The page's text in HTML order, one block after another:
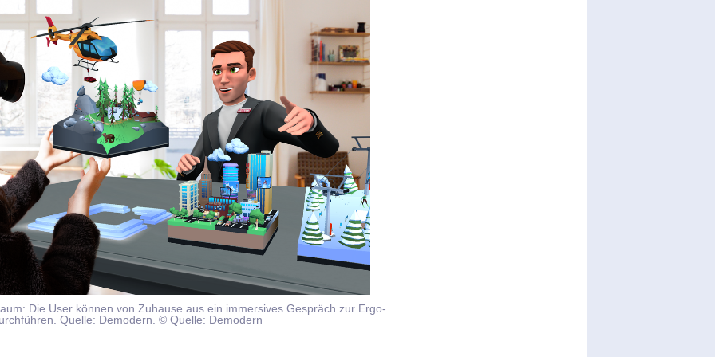
Die User können von Zuhause aus ein immersives Gespräch zur Ergo-
Quelle: Demodern. © Quelle: Demodern